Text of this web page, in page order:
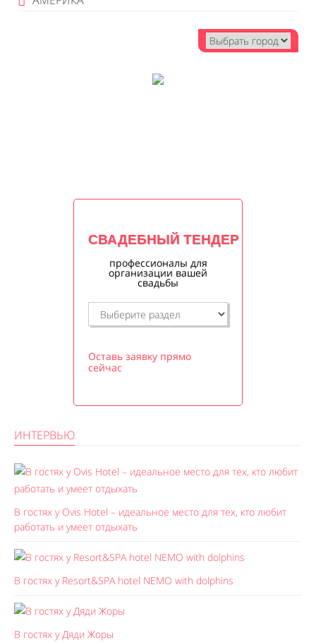
СВАДЕБНЫЙ ТЕНДЕР
профессионалы для
организации вашей
свадьбы
Оставь заявку прямо
сейчас
ИНТЕРВЬЮ
В гостях у Ovis Hotel – идеальное место для тех, кто любит
работать и умеет отдыхать
В гостях у Resort&SPA hotel NEMO with dolphins
В гостях у Дяди Жоры